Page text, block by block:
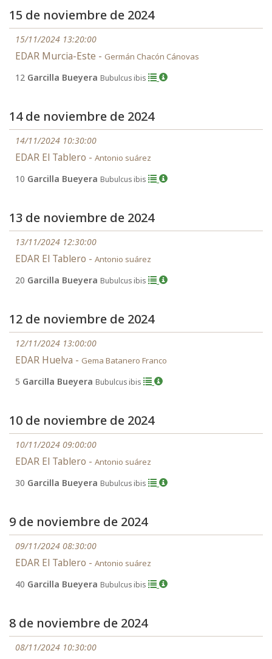
15 de noviembre de 2024
15/11/2024 13:20:00
EDAR Murcia-Este - Germán Chacón Cánovas
12 Garcilla Bueyera Bubulcus ibis
14 de noviembre de 2024
14/11/2024 10:30:00
EDAR El Tablero - Antonio suárez
10 Garcilla Bueyera Bubulcus ibis
13 de noviembre de 2024
13/11/2024 12:30:00
EDAR El Tablero - Antonio suárez
20 Garcilla Bueyera Bubulcus ibis
12 de noviembre de 2024
12/11/2024 13:00:00
EDAR Huelva - Gema Batanero Franco
5 Garcilla Bueyera Bubulcus ibis
10 de noviembre de 2024
10/11/2024 09:00:00
EDAR El Tablero - Antonio suárez
30 Garcilla Bueyera Bubulcus ibis
9 de noviembre de 2024
09/11/2024 08:30:00
EDAR El Tablero - Antonio suárez
40 Garcilla Bueyera Bubulcus ibis
8 de noviembre de 2024
08/11/2024 10:30:00